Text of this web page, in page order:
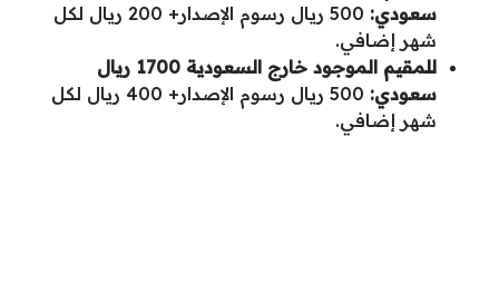
سعودي:
500 ريال رسوم الإصدار+ 200 ريال لكل
شهر إضافي.
للمقيم الموجود خارج السعودية 1700 ريال
سعودي:
500 ريال رسوم الإصدار+ 400 ريال لكل
شهر إضافي.